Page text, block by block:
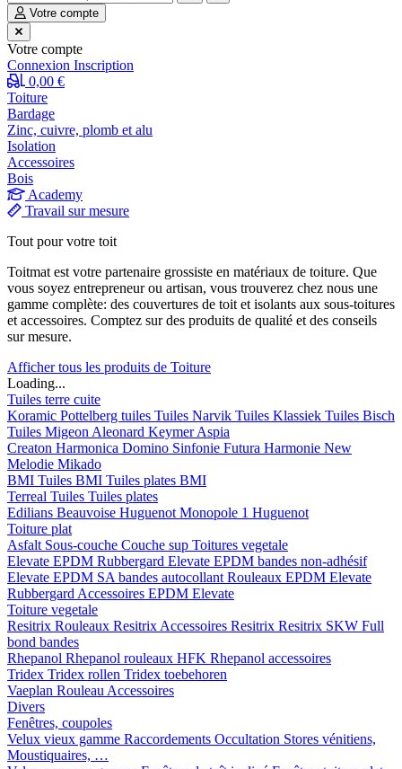
Votre compte
Votre compte
Connexion Inscription
0,00 €
Toiture
Bardage
Zinc, cuivre, plomb et alu
Isolation
Accessoires
Bois
Academy
Travail sur mesure
Tout pour votre toit
Toitmat est votre partenaire grossiste en matériaux de toiture. Que
vous soyez entrepreneur ou artisan, vous trouverez chez nous une
gamme complète: des couvertures de toit et isolants aux sous-toitures
et accessoires. Comptez sur des produits de qualité et des conseils
sur mesure.
Afficher tous les produits de Toiture
Loading...
Tuiles terre cuite
Koramic Pottelberg tuiles Tuiles Narvik Tuiles Klassiek Tuiles Bisch
Tuiles Migeon Aleonard KeymerAspia
Creaton Harmonica Domino Sinfonie Futura Harmonie New
Melodie Mikado
BMI Tuiles BMI Tuiles plates BMI
Terreal Tuiles Tuiles plates
Edilians Beauvoise Huguenot Monopole 1 Huguenot
Toiture plat
Asfalt Sous-couche Couche sup Toitures vegetale
Elevate EPDM Rubbergard Elevate EPDM bandes non-adhésif
Elevate EPDM SA bandes autocollant Rouleaux EPDM Elevate
Rubbergard Accessoires EPDM Elevate
Toiture vegetale
Resitrix Rouleaux Resitrix Accessoires Resitrix Resitrix SKW Full
bond bandes
Rhepanol Rhepanol rouleaux HFK Rhepanol accessoires
Tridex Tridex rollen Tridex toebehoren
Vaeplan Rouleau Accessoires
Divers
Fenêtres, coupoles
Velux vieux gamme Raccordements Occultation Stores vénitiens,
Moustiquaires, …